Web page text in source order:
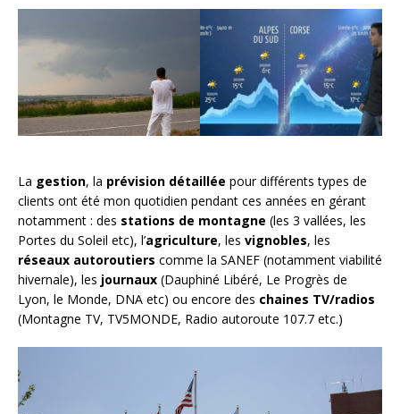
La gestion, la prévision détaillée pour différents types de
clients ont été mon quotidien pendant ces années en gérant
notamment : des stations de montagne (les 3 vallées, les
Portes du Soleil etc), l’agriculture, les vignobles, les
réseaux autoroutiers comme la SANEF (notamment viabilité
hivernale), les journaux (Dauphiné Libéré, Le Progrès de
Lyon, le Monde, DNA etc) ou encore des chaines TV/radios
(Montagne TV, TV5MONDE, Radio autoroute 107.7 etc.)